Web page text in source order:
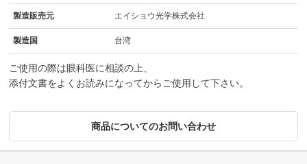
製造販売元 エイショウ光学株式会社
製造国 台湾
ご使用の際は眼科医に相談の上、
添付文書をよくお読みになってからご使用して下さい。
商品についてのお問い合わせ